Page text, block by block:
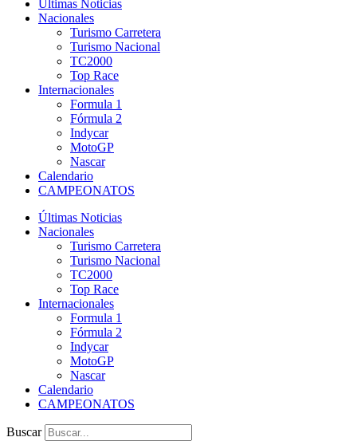
Últimas Noticias
Nacionales
Turismo Carretera
Turismo Nacional
TC2000
Top Race
Internacionales
Formula 1
Fórmula 2
Indycar
MotoGP
Nascar
Calendario
CAMPEONATOS
Últimas Noticias
Nacionales
Turismo Carretera
Turismo Nacional
TC2000
Top Race
Internacionales
Formula 1
Fórmula 2
Indycar
MotoGP
Nascar
Calendario
CAMPEONATOS
Buscar